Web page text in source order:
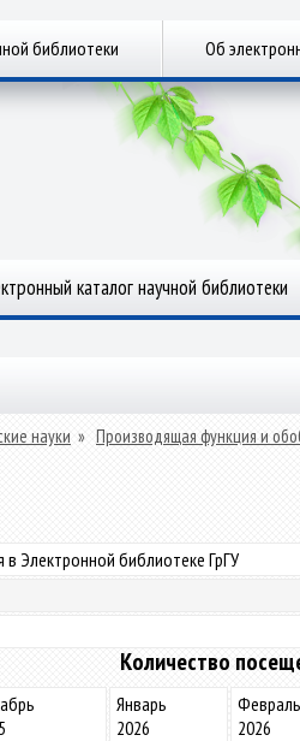
библиотеки Об
каталог научной библиотеки
науки » Производящая функция и
Электронной библиотеке ГрГУ
Количество
Январь
2026
Февраль
2026